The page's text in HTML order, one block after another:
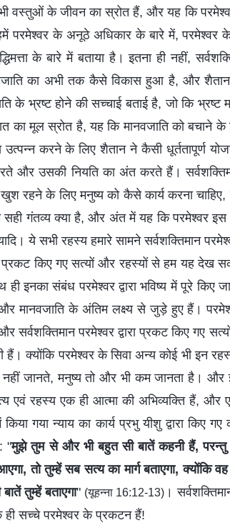
वस्तुओं के जीवन का स्रोत हैं, और यह कि
परमेश्वर के अनूठे अधिकार के बारे में, परमेश्वर के
के बारे में बताया है। इतना ही नहीं,
का अभी तक कैसे विकास हुआ है, और
के भ्रष्ट होने की सच्चाई बताई है, जो कि भ्रष्ट
का मूल स्रोत है, यह कि मानवजाति को बचाने के
करने के लिए शैतान ने कैसी धूर्ततापूर्ण
और उसकी नियति का अंत करते हैं।
रहने के लिए मनुष्य को कैसे कार्य करना चाहिए,
सही गंतव्य क्या है, और अंत में यह कि परमेश्वर
ये सभी रहस्य हमारे सामने सर्वशक्तिमान
प्रकट किए गए सत्यों और रहस्यों से हम यह देख
इनका संबंध परमेश्वर द्वारा भविष्य में पूरे किए
मानवजाति के अंतिम लक्ष्य से जुड़े हुए हैं।
सर्वशक्तिमान परमेश्वर द्वारा प्रकट किए गए
क्योंकि परमेश्वर के सिवा अन्य कोई भी इन
जानते, मनुष्य तो और भी कम जानता है।
एवं रहस्य एक ही आत्मा की अभिव्यक्ति हैं, और
गया न्याय का कार्य प्रभु यीशु द्वारा किए गए
"मुझे तुम से और भी बहुत सी बातें कहनी हैं,
तो तुम्हें सब सत्य का मार्ग बताएगा, क्योंकि
तुम्हें बताएगा" (यूहन्ना 16:12-13) ।
ही सच्चे परमेश्वर के प्रकटन हैं!